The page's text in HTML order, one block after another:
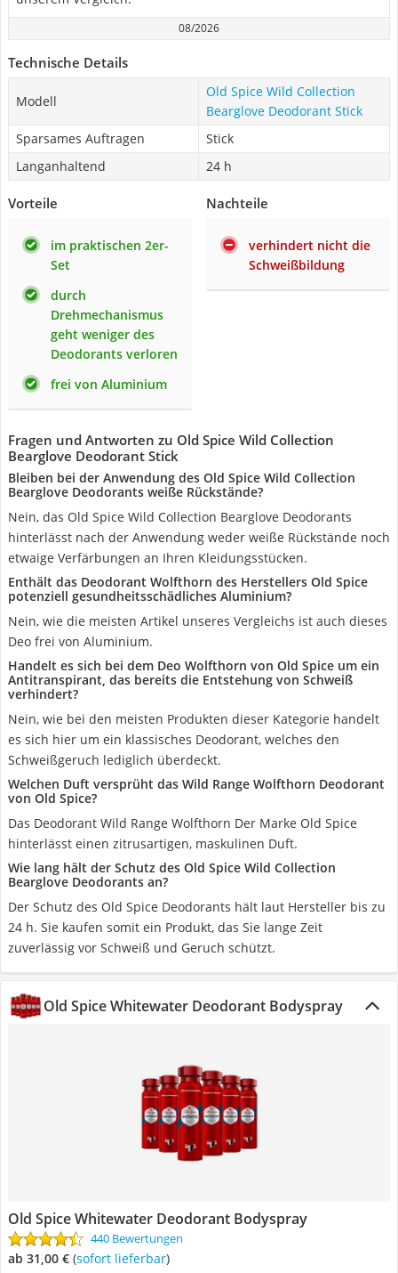
08/2026
Technische Details
Modell
Old Spice Wild Collection
Bearglove Deodorant Stick
Sparsames Auftragen
Stick
Langanhaltend
24 h
Vorteile
im praktischen 2er-
Set
durch
Drehmechanismus
geht weniger des
Deodorants verloren
frei von Aluminium
Nachteile
verhindert nicht die
Schweißbildung
Fragen und Antworten zu Old Spice Wild Collection
Bearglove Deodorant Stick
Bleiben bei der Anwendung des Old Spice Wild Collection
Bearglove Deodorants weiße Rückstände?
Nein, das Old Spice Wild Collection Bearglove Deodorants
hinterlässt nach der Anwendung weder weiße Rückstände noch
etwaige Verfärbungen an Ihren Kleidungsstücken.
Enthält das Deodorant Wolfthorn des Herstellers Old Spice
potenziell gesundheitsschädliches Aluminium?
Nein, wie die meisten Artikel unseres Vergleichs ist auch dieses
Deo frei von Aluminium.
Handelt es sich bei dem Deo Wolfthorn von Old Spice um ein
Antitranspirant, das bereits die Entstehung von Schweiß
verhindert?
Nein, wie bei den meisten Produkten dieser Kategorie handelt
es sich hier um ein klassisches Deodorant, welches den
Schweißgeruch lediglich überdeckt.
Welchen Duft versprüht das Wild Range Wolfthorn Deodorant
von Old Spice?
Das Deodorant Wild Range Wolfthorn Der Marke Old Spice
hinterlässt einen zitrusartigen, maskulinen Duft.
Wie lang hält der Schutz des Old Spice Wild Collection
Bearglove Deodorants an?
Der Schutz des Old Spice Deodorants hält laut Hersteller bis zu
24 h. Sie kaufen somit ein Produkt, das Sie lange Zeit
zuverlässig vor Schweiß und Geruch schützt.
Old Spice Whitewater Deodorant Bodyspray
Old Spice Whitewater Deodorant Bodyspray
440 Bewertungen
ab 31,00 € ( Sofort lieferbar)